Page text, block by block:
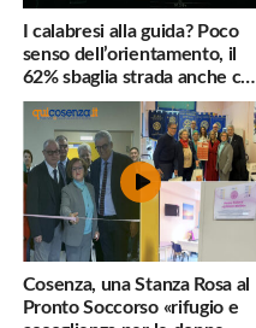
I calabresi alla guida? Poco
senso dell’orientamento, il
62% sbaglia strada anche col
navigatore
Cosenza, una Stanza Rosa al
Pronto Soccorso «rifugio e